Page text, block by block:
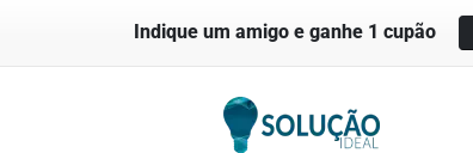
Indique um amigo e ganhe 1 cupão